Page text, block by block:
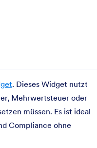
. Dieses Widget nutzt
Mehrwertsteuer oder
müssen. Es ist ideal
Compliance ohne